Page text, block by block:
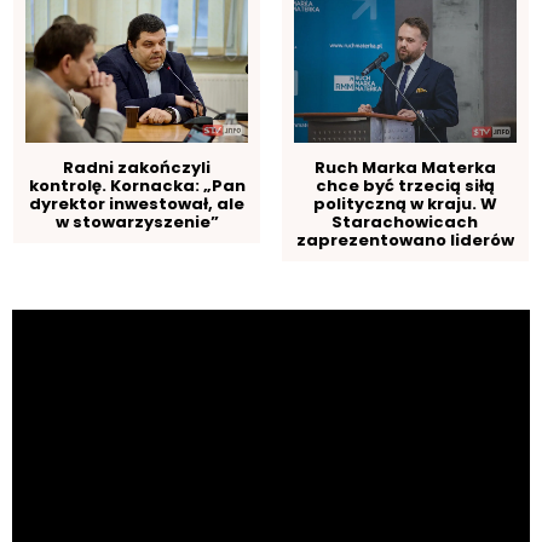
Radni zakończyli
kontrolę. Kornacka: „Pan
dyrektor inwestował, ale
w stowarzyszenie”
Ruch Marka Materka
chce być trzecią siłą
polityczną w kraju. W
Starachowicach
zaprezentowano liderów